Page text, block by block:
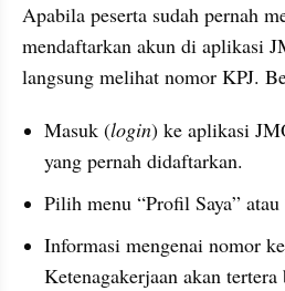
Apabila peserta sudah pernah
mendaftarkan akun di aplikasi
langsung melihat nomor KPJ.
Masuk (login) ke aplikasi
yang pernah didaftarkan.
Pilih menu “Profil Saya”
Informasi mengenai nomor
Ketenagakerjaan akan tertera